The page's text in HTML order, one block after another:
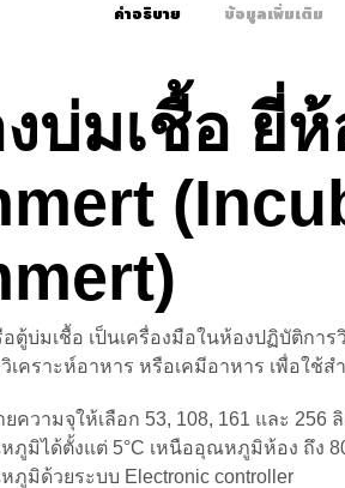
คำอธิบาย ข้อมูลเพิ่มเติม
งบ่มเชื้อ ยี่
อตู้บ่มเชื้อ เป็นเครื่องมือในห้องปฏิบัติกา
เคราะห์อาหาร หรือเคมีอาหาร เพื่อใช้ส
ความจุให้เลือก 53, 108, 161 และ 256
มิได้ตั้งแต่ 5°C เหนืออุณหภูมิห้อง ถึง
มิด้วยระบบ Electronic controller